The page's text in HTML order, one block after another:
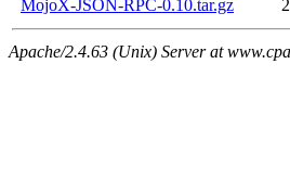
MojoX-JSON-RPC-0.10.tar.gz
Apache/2.4.63 (Unix) Server at